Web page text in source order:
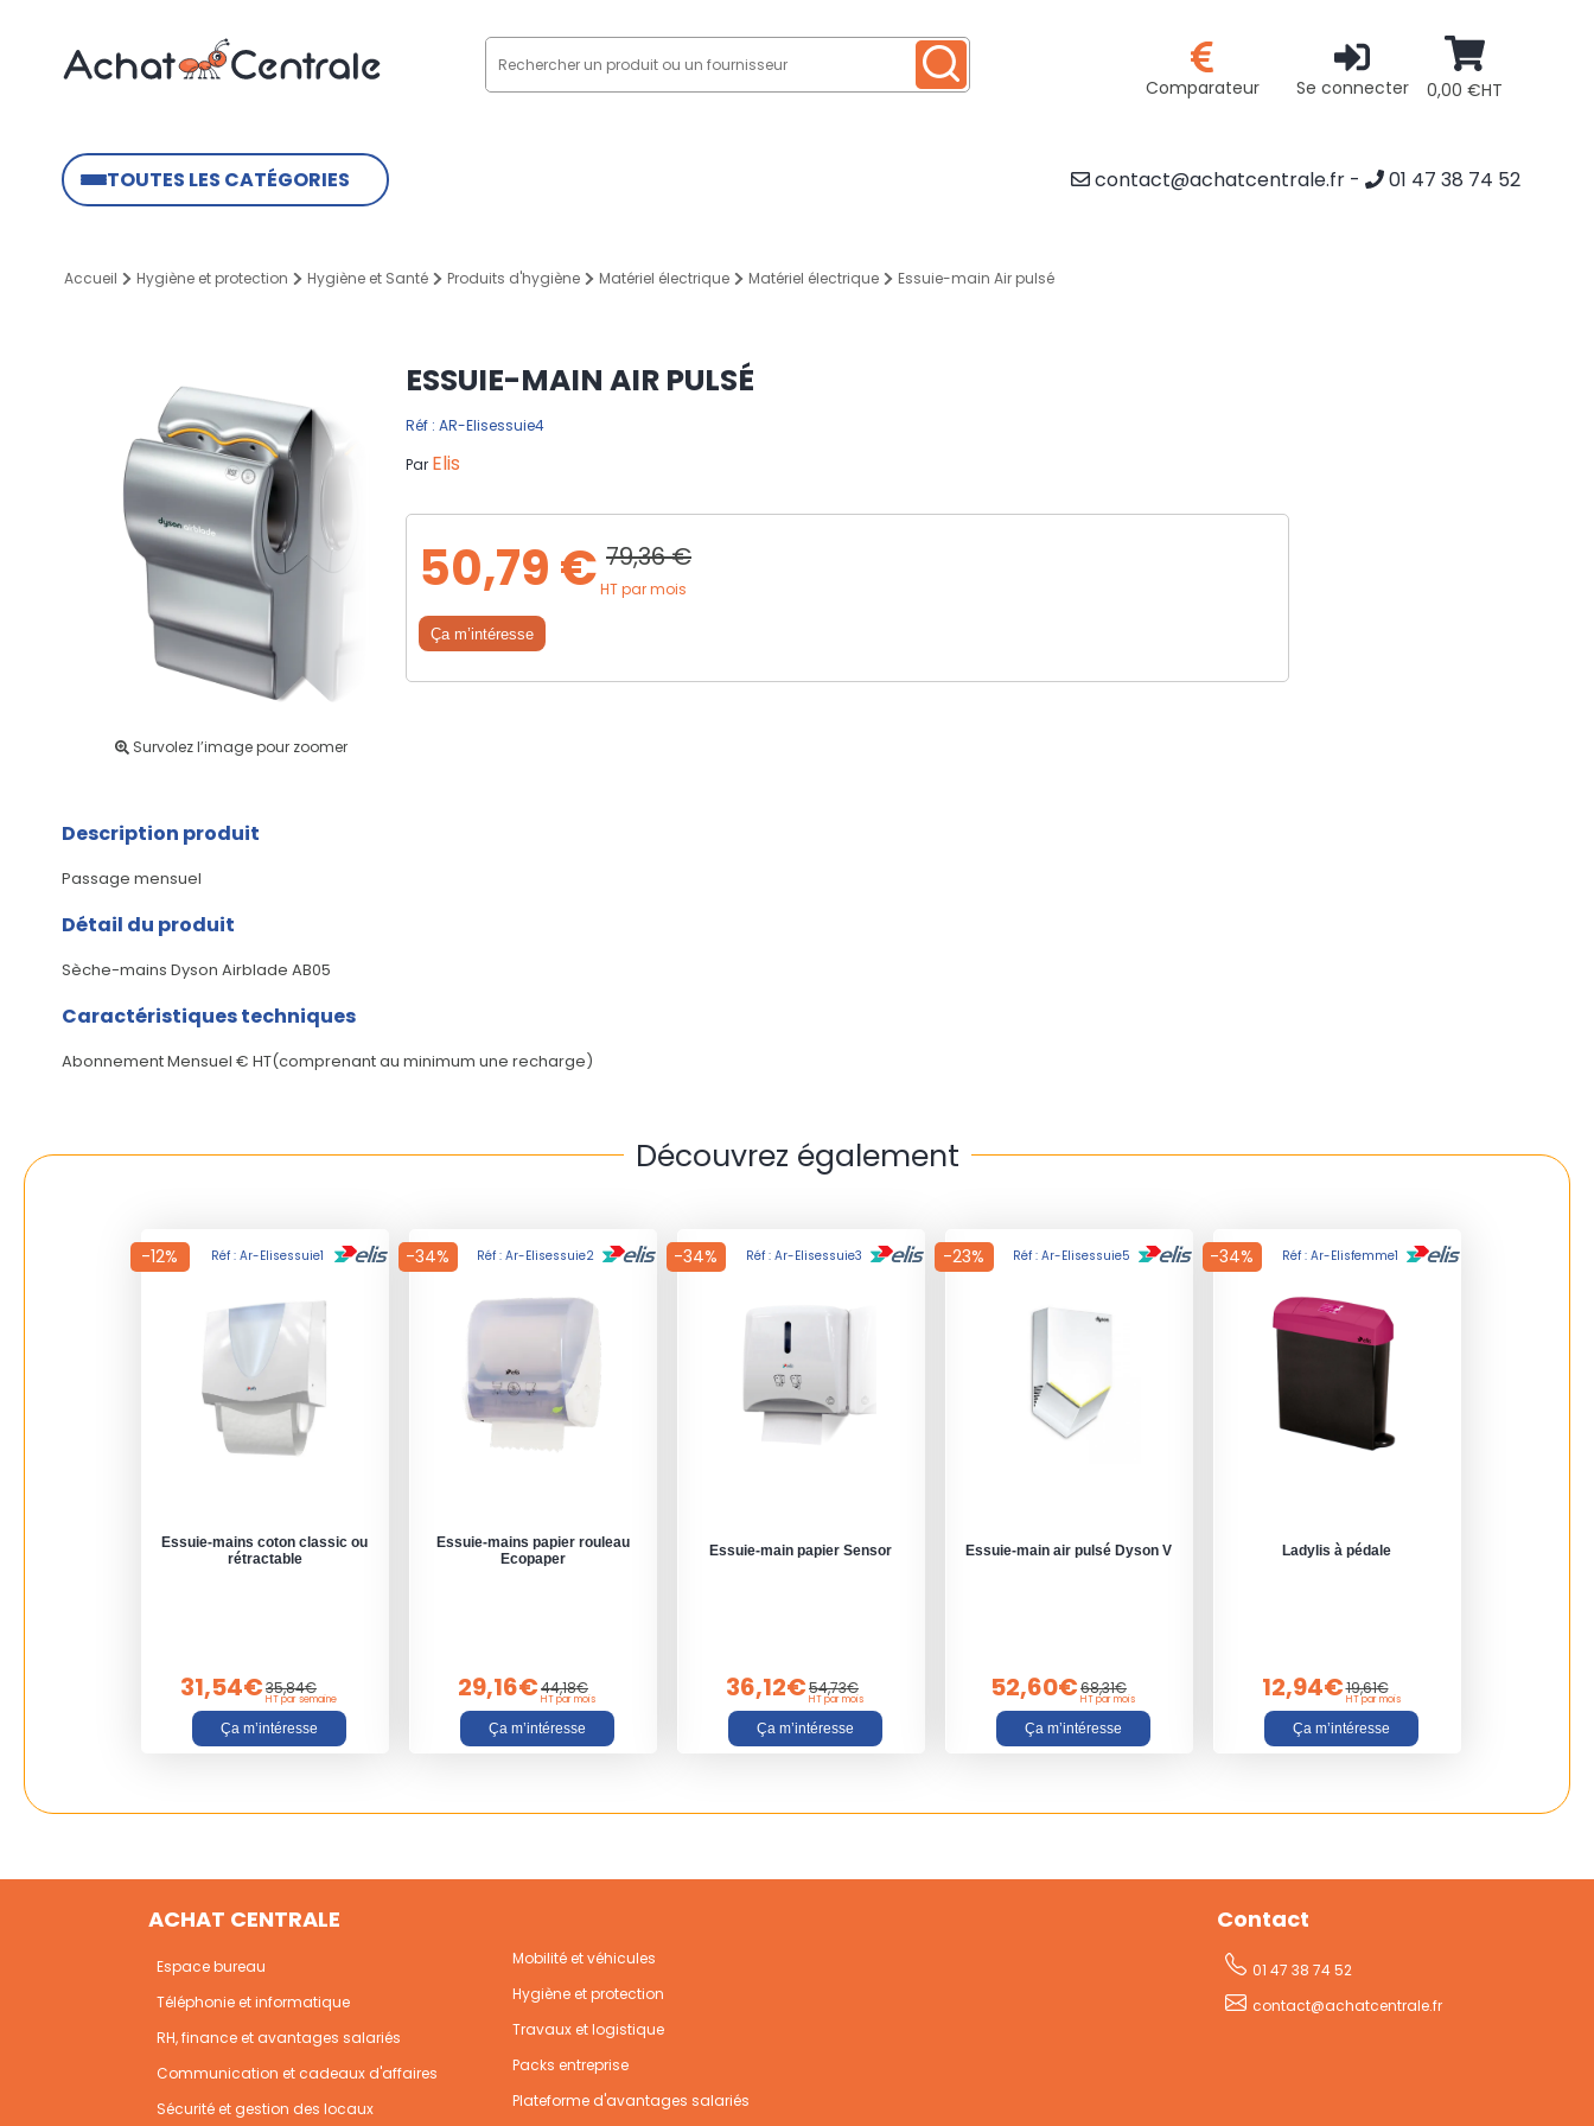
Comparateur Se connecter 0,00 €HT
TOUTES LES CATÉGORIES contact@achatcentrale.fr - 01 47 38 74 52
Accueil Hygiène et protection Hygiène et Santé Produits d'hygiène Matériel électrique Matériel électrique Essuie-main Air pulsé
Survolez l’image pour zoomer
ESSUIE-MAIN AIR PULSÉ
Réf : AR-Elisessuie4
Par Elis
50,79 € 79,36 €
HT par mois
Ça m’intéresse
Description produit
Passage mensuel
Détail du produit
Sèche-mains Dyson Airblade AB05
Caractéristiques techniques
Abonnement Mensuel € HT(comprenant au minimum une recharge)
Découvrez également
-12% Réf : Ar-Elisessuie1
Essuie-mains coton classic ou
rétractable
31,54€35,84€
HT par semaine
Ça m’intéresse
-34% Réf : Ar-Elisessuie2
Essuie-mains papier rouleau
Ecopaper
29,16€44,18€
HT par mois
Ça m’intéresse
-34% Réf : Ar-Elisessuie3
Essuie-main papier Sensor
36,12€54,73€
HT par mois
Ça m’intéresse
-23% Réf : Ar-Elisessuie5
Essuie-main air pulsé Dyson V
52,60€68,31€
HT par mois
Ça m’intéresse
-34% Réf : Ar-Elisfemme1
Ladylis à pédale
12,94€19,61€
HT par mois
Ça m’intéresse
ACHAT CENTRALE
Espace bureau
Téléphonie et informatique
RH, finance et avantages salariés
Communication et cadeaux d'affaires
Sécurité et gestion des locaux
Mobilité et véhicules
Hygiène et protection
Travaux et logistique
Packs entreprise
Plateforme d'avantages salariés
Contact
01 47 38 74 52
contact@achatcentrale.fr